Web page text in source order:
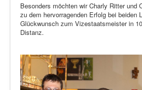
Besonders möchten wir Charly Ritter und
zu dem hervorragenden Erfolg bei beiden
Glückwunsch zum Vizestaatsmeister in
Distanz.